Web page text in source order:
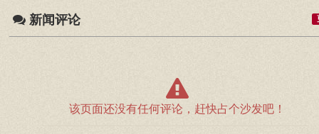
新闻评论
该页面还没有任何评论，赶快占个沙发吧！